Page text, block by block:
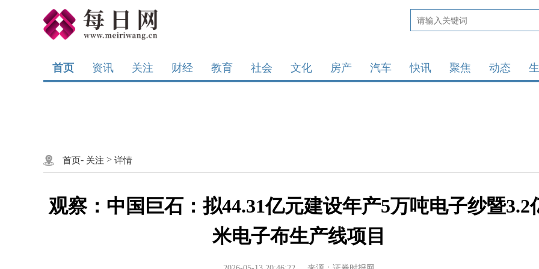
首页 资讯 关注 财经 教育 社会 文化 房产 汽车 快讯 聚焦 动态
首页- 关注 > 详情
观察：中国巨石：拟44.31亿元建设年产5万吨电子纱暨3.2
米电子布生产线项目